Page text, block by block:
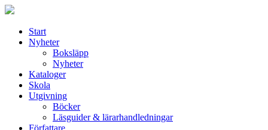
Start
Nyheter
Boksläpp
Nyheter
Kataloger
Skola
Utgivning
Böcker
Läsguider & lärarhandledningar
Författare